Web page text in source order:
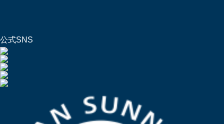
公式SNS